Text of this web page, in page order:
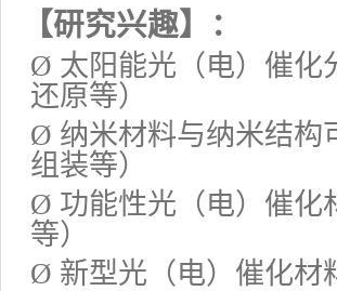
【研究兴趣】 ：
Ø 太阳能光（电）催化
还原等）
Ø 纳米材料与纳米结构
组装等）
Ø 功能性光（电）催化
等）
Ø 新型光（电）催化材